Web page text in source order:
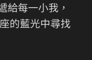
給每一小我，
的藍光中尋找